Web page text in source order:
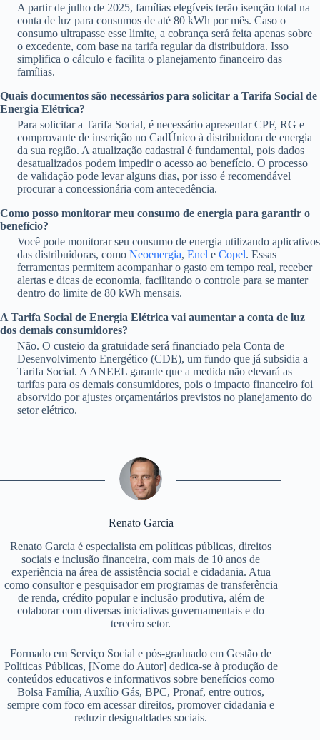
A partir de julho de 2025, famílias elegíveis terão isenção total na
conta de luz para consumos de até 80 kWh por mês. Caso o
consumo ultrapasse esse limite, a cobrança será feita apenas sobre
o excedente, com base na tarifa regular da distribuidora. Isso
simplifica o cálculo e facilita o planejamento financeiro das
famílias.
Quais documentos são necessários para solicitar a Tarifa Social de
Energia Elétrica?
Para solicitar a Tarifa Social, é necessário apresentar CPF, RG e
comprovante de inscrição no CadÚnico à distribuidora de energia
da sua região. A atualização cadastral é fundamental, pois dados
desatualizados podem impedir o acesso ao benefício. O processo
de validação pode levar alguns dias, por isso é recomendável
procurar a concessionária com antecedência.
Como posso monitorar meu consumo de energia para garantir o
benefício?
Você pode monitorar seu consumo de energia utilizando aplicativos
das distribuidoras, como Neoenergia, Enel e Copel. Essas
ferramentas permitem acompanhar o gasto em tempo real, receber
alertas e dicas de economia, facilitando o controle para se manter
dentro do limite de 80 kWh mensais.
A Tarifa Social de Energia Elétrica vai aumentar a conta de luz
dos demais consumidores?
Não. O custeio da gratuidade será financiado pela Conta de
Desenvolvimento Energético (CDE), um fundo que já subsidia a
Tarifa Social. A ANEEL garante que a medida não elevará as
tarifas para os demais consumidores, pois o impacto financeiro foi
absorvido por ajustes orçamentários previstos no planejamento do
setor elétrico.
Renato Garcia
Renato Garcia é especialista em políticas públicas, direitos
sociais e inclusão financeira, com mais de 10 anos de
experiência na área de assistência social e cidadania. Atua
como consultor e pesquisador em programas de transferência
de renda, crédito popular e inclusão produtiva, além de
colaborar com diversas iniciativas governamentais e do
terceiro setor.
Formado em Serviço Social e pós-graduado em Gestão de
Políticas Públicas, [Nome do Autor] dedica-se à produção de
conteúdos educativos e informativos sobre benefícios como
Bolsa Família, Auxílio Gás, BPC, Pronaf, entre outros,
sempre com foco em acessar direitos, promover cidadania e
reduzir desigualdades sociais.